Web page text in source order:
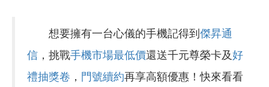
想要擁有一台心儀的手機記得到 傑昇通
信 ，挑戰手機市場最低價還送千元尊榮卡及好
禮抽獎卷 ， 門號續約再享高額優惠！快來看看